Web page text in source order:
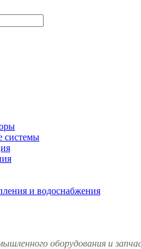
системы
и водоснабжения
оборудования и